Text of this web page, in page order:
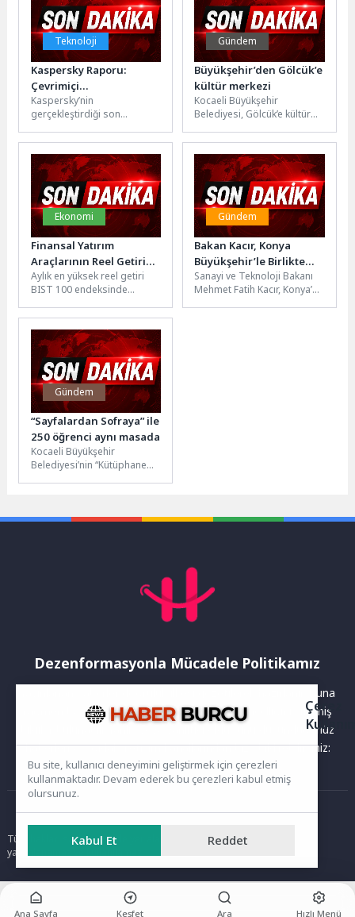
Teknoloji
Kaspersky Raporu:
Çevrimiçi
Dolandırıcılıkta Özgüven
Tuzağı
Kaspersky’nin
gerçekleştirdiği son
çevrimiçi dolandırıcılıkları
tespit etme konusundaki
özgüvenleri ile maruz
kaldıkları siber...
Gündem
Büyükşehir’den Gölcük’e
kültür merkezi
Kocaeli Büyükşehir
Belediyesi, Gölcük’e kültür
sürecini başlattı. Kültür
merkezini inşa edecek...
Ekonomi
Finansal Yatırım
Araçlarının Reel Getiri
Oranları, Nisan 2026
Aylık en yüksek reel getiri
BIST 100 endeksinde
getiri, yurt içi...
Gündem
Bakan Kacır, Konya
Büyükşehir’le Birlikte
Konya’ya “Sürdürülebilir
Şehir Araştırma ve
İnovasyon Merkezi”
Sanayi ve Teknoloji Bakanı
Mehmet Fatih Kacır, Konya’da
Gündem
“Sayfalardan Sofraya” ile
250 öğrenci aynı masada
Kocaeli Büyükşehir
Belediyesi’nin “Kütüphanem
öğrenci kitaplarla buluştu....
Dezenformasyonla Mücadele Politikamız
Yayınlanan haberler doğruluk ilkesi gözetilerek hazırlanır. Buna
rağmen bazı içeriklerde eksik, hatalı veya güncelliğini yitirmiş
bilgiler bulunabilir.Yanlış veya yanıltıcı olduğunu düşündüğünüz
haberleri aşağıdaki iletişim kanallarından bize bildirebilirsiniz:
Ana Sayfa
Tüm hakları saklıdır. Sitede yer alan içerikler izinsiz kopyalanamaz,
yayımlanamaz ve kullanılamaz.
Ana Sayfa Keşfet Ara Hızlı Menü
Çerez
Bu site, kullanıcı deneyimini geliştirmek için çerezleri
kullanmaktadır. Devam ederek bu çerezleri kabul etmiş
olursunuz.
Kabul Et Reddet